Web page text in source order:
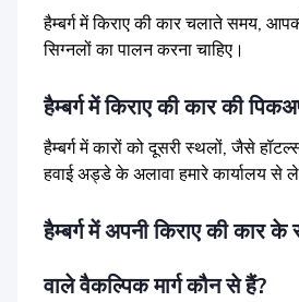
हैम्बर्ग में किराए की कार चलाते समय,
सिग्नलों का पालन करना चाहिए।
हैम्बर्ग में किराए की कार की
हैम्बर्ग में कारों को दूसरी स्थलों, जैसे
हवाई अड्डे के अलावा हमारे कार्यालय से
हैम्बर्ग में अपनी किराए की कार
वाले वैकल्पिक मार्ग कौन से हैं?